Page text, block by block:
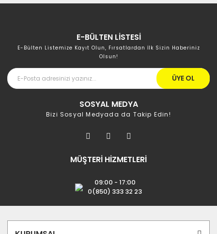
E-BÜLTEN LİSTESİ
E-Bülten Listemize Kayıt Olun, Fırsatlardan İlk Sizin Haberiniz
Olsun!
ÜYE OL
SOSYAL MEDYA
Bizi Sosyal Medyada da Takip Edin!
MÜŞTERİ HİZMETLERİ
09:00 - 17:00
0(850) 333 32 23